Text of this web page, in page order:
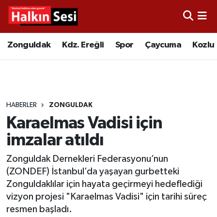
Zonguldak Kdz. Ereğli Spor Çaycuma Kozlu
HABERLER ZONGULDAK
Karaelmas Vadisi için
imzalar atıldı
Zonguldak Dernekleri Federasyonu’nun
(ZONDEF) İstanbul’da yaşayan gurbetteki
Zonguldaklılar için hayata geçirmeyi hedeflediği
vizyon projesi "Karaelmas Vadisi" için tarihi süreç
resmen başladı.
Video
Çaycuma
Alaplı
Asayiş
Bartın
Karabük
Merkez Hava Durumu
Tüm Manşetler
Son Dakika Haberleri
Haber Arşivi